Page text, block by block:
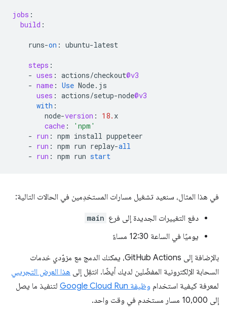
jobs :
build :
runs-on : ubuntu-latest
steps :
- uses : actions/checkout@v3
- name : Use Node. js
uses : actions/setup-node@v3
with :
node-version : 18. x
cache :
'npm'
- run : npm install puppeteer
- run : npm run replay-all
- run : npm run start
في هذا المثال، سنعيد تشغيل مسارات المستخدِمين في الحالات التالية:
دفع التغييرات الجديدة إلى فرع main
يوميًا في الساعة 12:30 مساءً
بالإضافة إلى GitHub Actions، يمكنك الدمج مع مزوّدي خدمات
السحابة الإلكترونية المفضّلين لديك أيضًا. انتقِل إلى هذا العرض التجريبي
لمعرفة كيفية استخدام وظيفة Google Cloud Run
لتنفيذ ما يصل
إلى 10,000 مسار مستخدم في وقت واحد.